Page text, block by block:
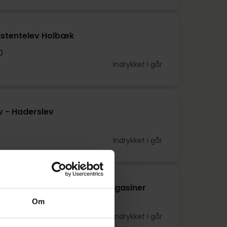
Om
Holbæk
Indrykket i går
- Haderslev
Indrykket i går
Shoes, Salling Stormagasiner
Indrykket i går